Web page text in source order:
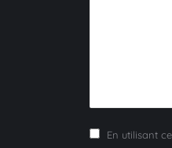
En utilisant